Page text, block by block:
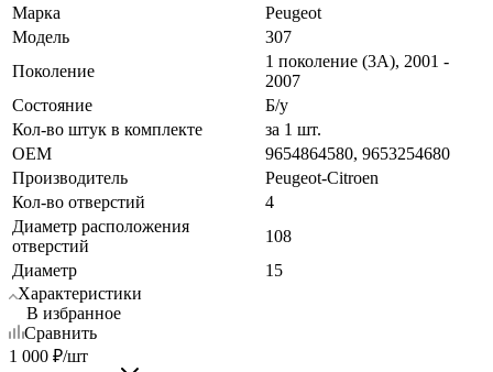
Марка
Peugeot
Модель
307
Поколение
1 поколение (3A), 2001 -
2007
Состояние
Б/у
Кол-во штук в комплекте
за 1 шт.
OEM
9654864580, 9653254680
Производитель
Peugeot-Citroen
Кол-во отверстий
4
Диаметр расположения
отверстий
108
Диаметр
15
Характеристики
В избранное
Сравнить
1 000 ₽/шт